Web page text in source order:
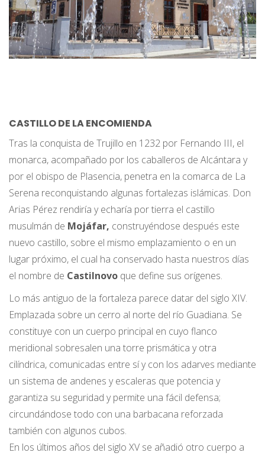
CASTILLO DE LA ENCOMIENDA
Tras la conquista de Trujillo en 1232 por Fernando III, el
monarca, acompañado por los caballeros de Alcántara y
por el obispo de Plasencia, penetra en la comarca de La
Serena reconquistando algunas fortalezas islámicas. Don
Arias Pérez rendiría y echaría por tierra el castillo
musulmán de Mojáfar, construyéndose después este
nuevo castillo, sobre el mismo emplazamiento o en un
lugar próximo, el cual ha conservado hasta nuestros días
el nombre de Castilnovo que define sus orígenes.
Lo más antiguo de la fortaleza parece datar del siglo XIV.
Emplazada sobre un cerro al norte del río Guadiana. Se
constituye con un cuerpo principal en cuyo flanco
meridional sobresalen una torre prismática y otra
cilíndrica, comunicadas entre sí y con los adarves mediante
un sistema de andenes y escaleras que potencia y
garantiza su seguridad y permite una fácil defensa;
circundándose todo con una barbacana reforzada
también con algunos cubos.
En los últimos años del siglo XV se añadió otro cuerpo a